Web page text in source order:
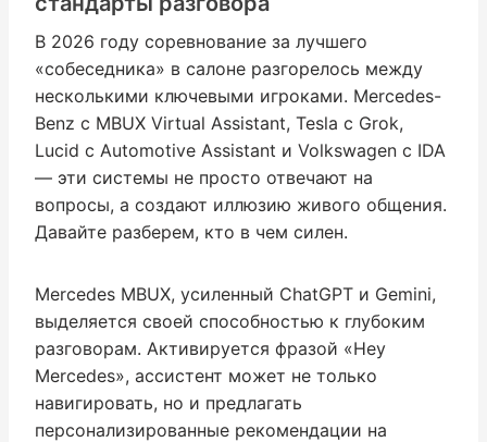
В 2026 году соревнование за лучшего
«собеседника» в салоне разгорелось между
несколькими ключевыми игроками. Mercedes-
Benz с MBUX Virtual Assistant, Tesla с Grok,
Lucid с Automotive Assistant и Volkswagen с IDA
— эти системы не просто отвечают на
вопросы, а создают иллюзию живого общения.
Давайте разберем, кто в чем силен.
Mercedes MBUX, усиленный ChatGPT и Gemini,
выделяется своей способностью к глубоким
разговорам. Активируется фразой «Hey
Mercedes», ассистент может не только
навигировать, но и предлагать
персонализированные рекомендации на